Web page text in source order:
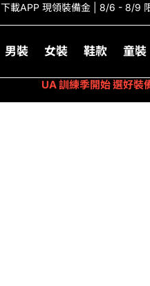
下載APP 現領裝備金 | 8/6 - 8/9
男裝 女裝 鞋款 童裝
UA 訓練季開始 選好裝